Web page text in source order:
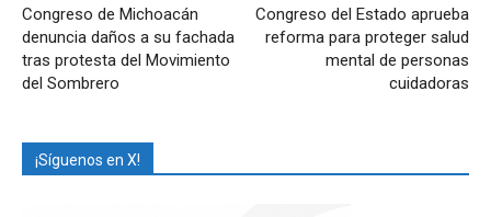
Congreso de Michoacán
denuncia daños a su fachada
tras protesta del Movimiento
del Sombrero
Congreso del Estado aprueba
reforma para proteger salud
mental de personas
cuidadoras
¡Síguenos en X!